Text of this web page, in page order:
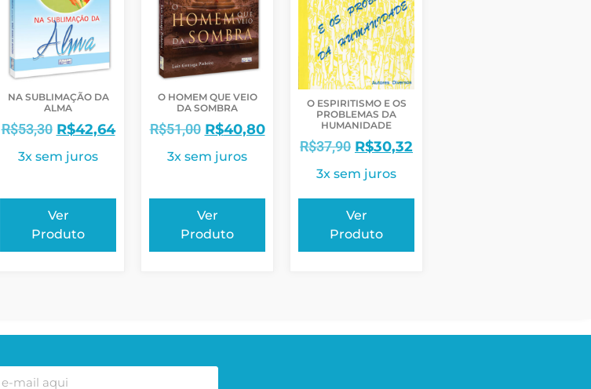
NA SUBLIMAÇÃO DA
ALMA
R$53,30 R$42,64
3x sem juros
Ver
Produto
O HOMEM QUE VEIO
DA SOMBRA
R$51,00 R$40,80
3x sem juros
Ver
Produto
O ESPIRITISMO E OS
PROBLEMAS DA
HUMANIDADE
R$37,90 R$30,32
3x sem juros
Ver
Produto